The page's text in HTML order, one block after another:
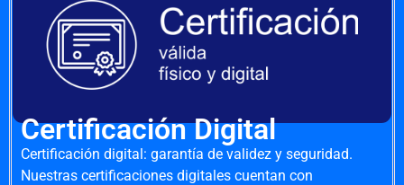
Certificación Digital
Certificación digital: garantía de validez y seguridad.
Nuestras certificaciones digitales cuentan con